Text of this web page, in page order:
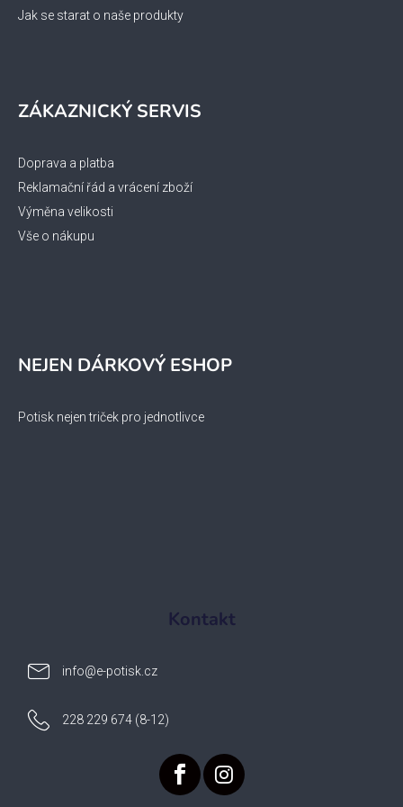
Jak se starat o naše produkty
ZÁKAZNICKÝ SERVIS
Doprava a platba
Reklamační řád a vrácení zboží
Výměna velikosti
Vše o nákupu
NEJEN DÁRKOVÝ ESHOP
Potisk nejen triček pro jednotlivce
Kontakt
info@e-potisk.cz
228 229 674 (8-12)